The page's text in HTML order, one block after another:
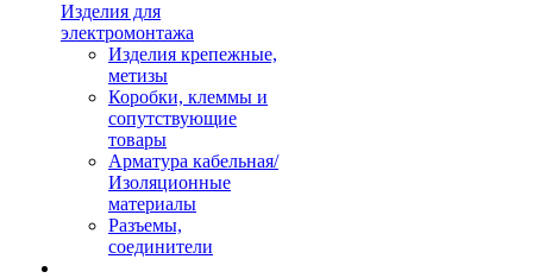
Изделия для
электромонтажа
Изделия крепежные,
метизы
Коробки, клеммы и
сопутствующие
товары
Арматура кабельная/
Изоляционные
материалы
Разъемы,
соединители